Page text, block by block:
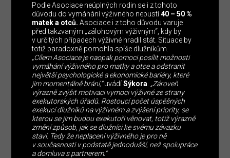
Podle Asociace neúplných rodin se i z tohoto
důvodu do vymáhání výživného nepustí40 – 50 %
matek a otců. Asociace i z toho důvodu varuje
před takzvaným „zálohovým výživným“, kdy by
v určitých případech výživné hradil stát. Situace by
totiž paradoxně pomohla spíše dlužníkům.
„Cílem Asociace je naopak pomoci posílit možnosti
vymáhání výživného pro matky a otce a odstranit
největší psychologické a ekonomické bariéry, které
jim momentálně brání,“uvádíSýkora „Zároveň
výrazně zvýšit motivaci vymoci výživné ze strany
exekutorských úřadů. Rostoucí počet úspěšných
exekucí dlužníků na výživném a zvýšení priority, se
kterou se jim budou exekutoři věnovat, totiž výrazně
změní způsob, jak se dlužníci ke svému závazku
staví. Tedy že neplacení výživného je pro ně
v současnosti v podstatě jednodušší, než spolupráce
a domluva s partnerem.“